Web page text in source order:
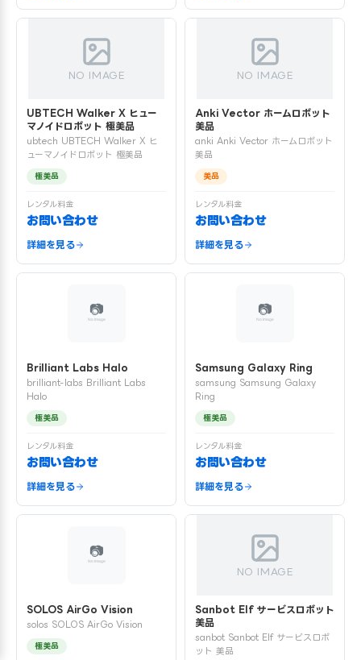
NO IMAGE
UBTECH Walker X ヒュー
マノイドロボット 極美品
ubtech UBTECH Walker X ヒ
ューマノイドロボット 極美品
極美品
レンタル料金
お問い合わせ
詳細を見る
NO IMAGE
Anki Vector ホームロボット
美品
anki Anki Vector ホームロボット
美品
美品
レンタル料金
お問い合わせ
詳細を見る
Brilliant Labs Halo
brilliant-labs Brilliant Labs
Halo
極美品
レンタル料金
お問い合わせ
詳細を見る
Samsung Galaxy Ring
samsung Samsung Galaxy
Ring
極美品
レンタル料金
お問い合わせ
詳細を見る
SOLOS AirGo Vision
solos SOLOS AirGo Vision
極美品
NO IMAGE
Sanbot Elf サービスロボット
美品
sanbot Sanbot Elf サービスロボ
ット 美品